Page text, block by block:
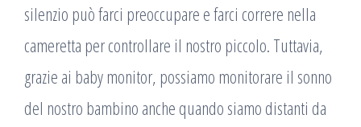
silenzio può farci preoccupare e farci correre nella
cameretta per controllare il nostro piccolo. Tuttavia,
grazie ai baby monitor, possiamo monitorare il sonno
del nostro bambino anche quando siamo distanti da